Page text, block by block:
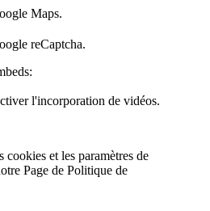
Maps.
reCaptcha.
l'incorporation de vidéos.
et les paramètres de
Page de Politique de